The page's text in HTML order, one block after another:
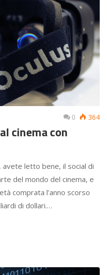
0 364
cinema con
avete letto bene, il social di
del mondo del cinema, e
comprata l’anno scorso
di dollari.…